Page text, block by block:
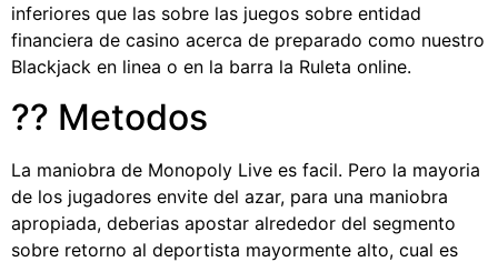
inferiores que las sobre las juegos sobre entidad
financiera de casino acerca de preparado como nuestro
Blackjack en linea o en la barra la Ruleta online.
?? Metodos
La maniobra de Monopoly Live es facil. Pero la mayoria
de los jugadores envite del azar, para una maniobra
apropiada, deberias apostar alrededor del segmento
sobre retorno al deportista mayormente alto, cual es